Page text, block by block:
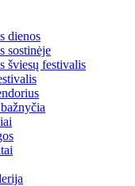
dienos
sostinėje
šviesų festivalis